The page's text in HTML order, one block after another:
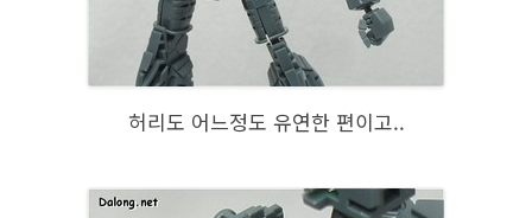
허리도 어느정도 유연한 편이고..